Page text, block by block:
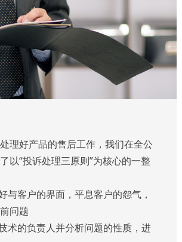
理好产品的售后工作，我们在全公
以“投诉处理三原则”为核心的一整
与客户的界面，平息客户的怨气，
问题
术的负责人并分析问题的性质，进